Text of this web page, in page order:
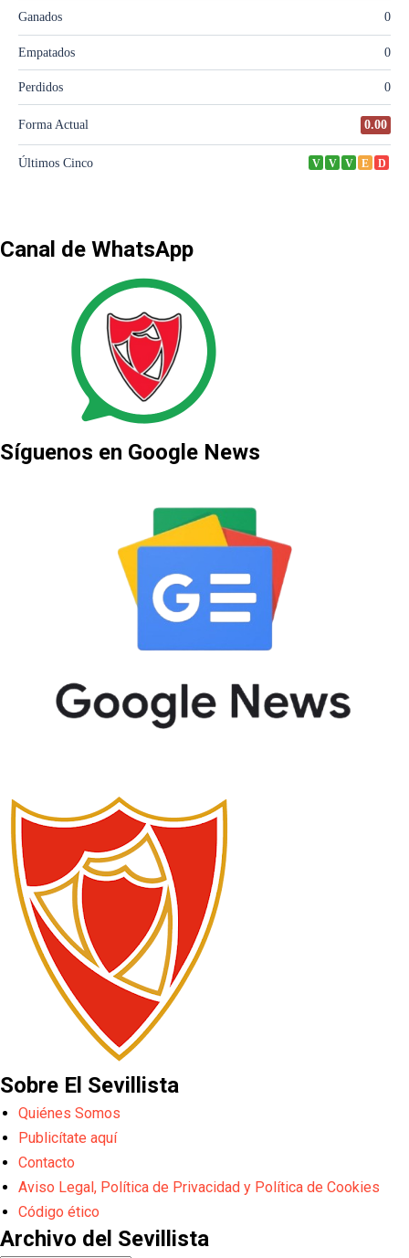
Canal de WhatsApp
Síguenos en Google News
Sobre El Sevillista
Quiénes Somos
Publicítate aquí
Contacto
Aviso Legal, Política de Privacidad y Política de Cookies
Código ético
Archivo del Sevillista